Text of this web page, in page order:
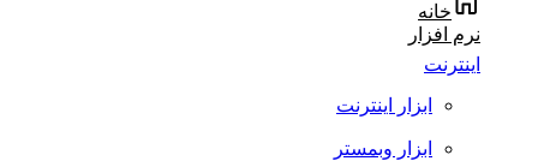
خانه
نرم افزار
اینترنت
ابزار اینترنت
ابزار وبمستر